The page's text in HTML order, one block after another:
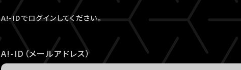
A!-IDでログインしてください。
A!-ID（メールアドレス）